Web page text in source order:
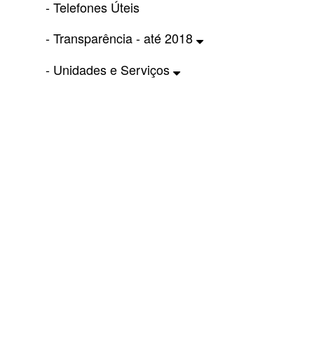
- Telefones Úteis
- Transparência - até 2018
- Unidades e Serviços